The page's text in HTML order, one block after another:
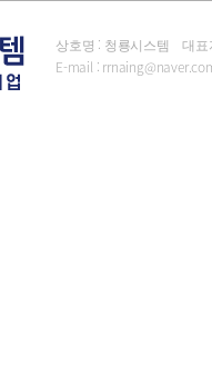
상호명 : 청룡시스템 대표
E-mail :